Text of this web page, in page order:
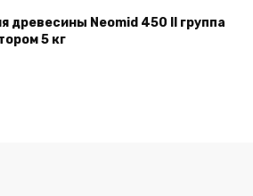
древесины Neomid 450 II группа
5 кг